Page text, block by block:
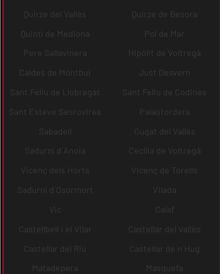
Quirze del Vallès
Quirze de Besora
Quintí de Mediona
Pol de Mar
Pere Sallavinera
Hipòlit de Voltregà
Caldes de Montbui
Just Desvern
Sant Feliu de Llobregat
Sant Feliu de Codines
Sant Esteve Sesrovires
Palautordera
Sabadell
Cugat del Vallès
Sadurní d´Anoia
Cecília de Voltregà
Vicenç dels Horts
Vicenç de Torelló
Sadurní d´Osormort
Vilada
Vic
Calaf
Castellbell i el Vilar
Castellar del Vallès
Castellar del Riu
Castellar de n´Hug
Matadepera
Masquefa